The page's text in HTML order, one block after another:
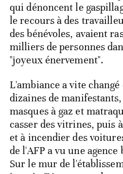
qui dénoncent le
le recours à des
des bénévoles, avaient
milliers de personnes
"joyeux énervement".
L'ambiance a vite
dizaines de
masques à gaz et
casser des vitrines, puis
et à incendier des
de l'AFP a vu une
Sur le mur de